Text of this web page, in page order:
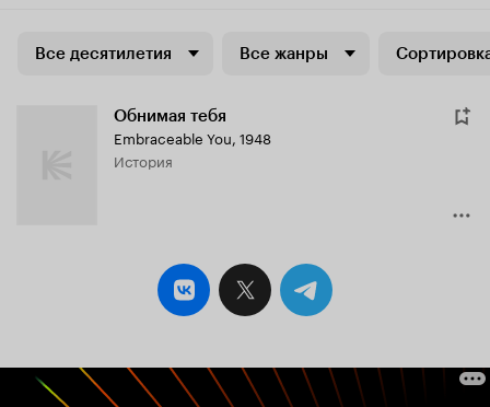
Все десятилетия Все жанры
Обнимая тебя
Embraceable You, 1948
история